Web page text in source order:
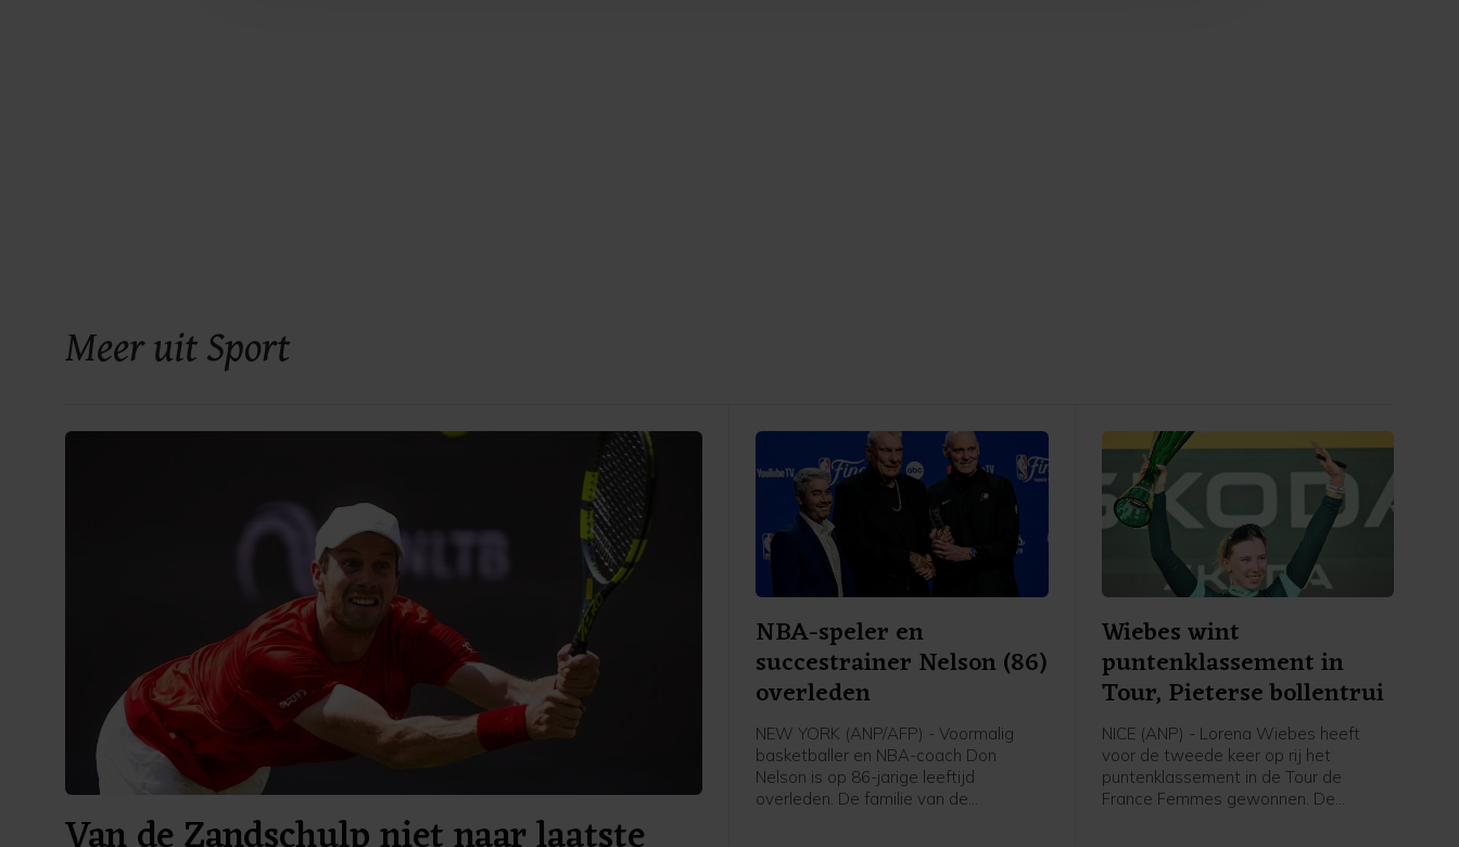
Meer uit Sport
NBA-speler en
succestrainer Nelson (86)
overleden
NEW YORK (ANP/AFP) - Voormalig
basketballer en NBA-coach Don
Nelson is op 86-jarige leeftijd
overleden. De familie van de
Wiebes wint
puntenklassement in
Tour, Pieterse bollentrui
NICE (ANP) - Lorena Wiebes heeft
voor de tweede keer op rij het
puntenklassement in de Tour de
France Femmes gewonnen. De